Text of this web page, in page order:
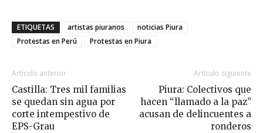
ETIQUETAS artistas piuranos
noticias Piura
Protestas en Perú
Protestas en Piura
Artículo anterior
Castilla: Tres mil familias
se quedan sin agua por
corte intempestivo de
EPS-Grau
Artículo siguiente
Piura: Colectivos que
hacen “llamado a la paz”
acusan de delincuentes a
ronderos